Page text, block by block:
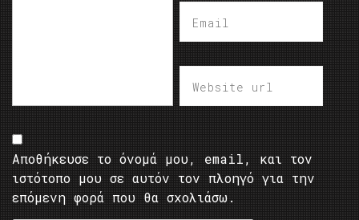
Αποθήκευσε το όνομά μου, email, και τον
ιστότοπο μου σε αυτόν τον πλοηγό για την
επόμενη φορά που θα σχολιάσω.